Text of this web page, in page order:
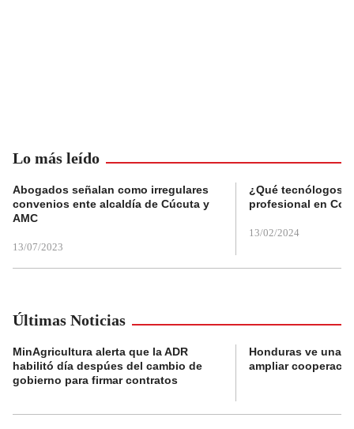
Lo más leído
Abogados señalan como irregulares
convenios ente alcaldía de Cúcuta y
AMC
13/07/2023
¿Qué tecnólogos
profesional en
13/02/2024
Últimas Noticias
MinAgricultura alerta que la ADR
habilitó día despúes del cambio de
gobierno para firmar contratos
Honduras ve una
ampliar